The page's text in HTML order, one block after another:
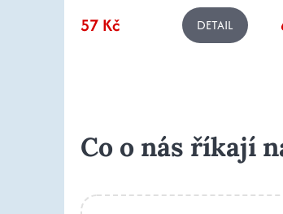
57 Kč DETAIL
Co o nás říkají